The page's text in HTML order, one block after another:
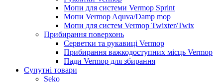
Мопи для системи Vermop Sprint
Мопи Vermop Aquva/Damp mop
Мопи для систем Vermop Twixter/Twix
Прибирання поверхонь
Серветки та рукавиці Vermop
Прибирання важкодоступних місць Vermop
Пади Vermop для збирання
Супутні товари
Seko